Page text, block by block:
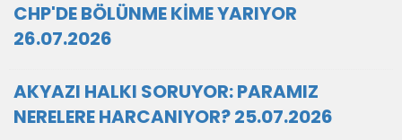
CHP'DE BÖLÜNME KİME YARIYOR
26.07.2026
AKYAZI HALKI SORUYOR: PARAMIZ
NERELERE HARCANIYOR? 25.07.2026